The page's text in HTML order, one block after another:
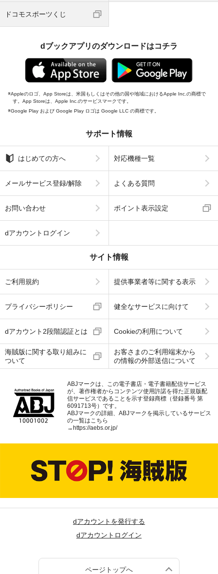
ドコモスポーツくじ
dブックアプリのダウンロードはコチラ
Appleのロゴ、App Storeは、米国もしくはその他の国や地域におけるApple Inc.の商標で
す。App Storeは、Apple Inc.のサービスマークです。
Google Play および Google Play ロゴは Google LLC の商標です。
サポート情報
はじめての方へ 対応機種一覧
メールサービス登録/解除 よくある質問
お問い合わせ ポイント表示設定
dアカウントログイン
サイト情報
ご利用規約 提供事業者等に関する表示
プライバシーポリシー 健全なサービスに向けて
dアカウント2段階認証とは Cookieの利用について
海賊版に関する取り組みに
ついて
お客さまのご利用端末から
の情報の外部送信について
ABJマークは、この電子書店・電子書籍配信サービス
が、著作権者からコンテンツ使用許諾を得た正規版配
信サービスであることを示す登録商標（登録番号 第
6091713号）です。
ABJマークの詳細、ABJマークを掲示しているサービス
の一覧はこちら
→https://aebs.or.jp/
dアカウントを発行する
dアカウントログイン
ページトップへ